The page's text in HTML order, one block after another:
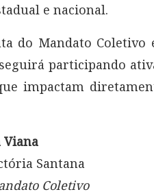
e nacional.
do Mandato
participando
impactam
Viana
Santana
Coletivo